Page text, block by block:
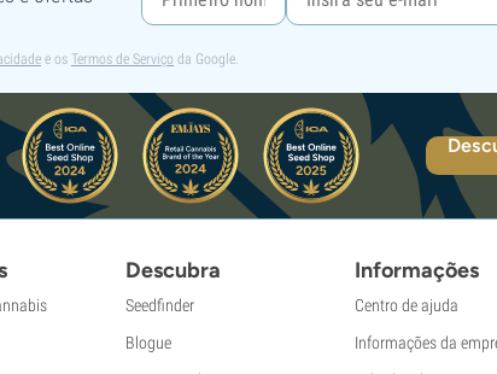
e os Termos de Serviço da Google.
Descubra
Seedfinder
Blogue
Informações
Centro de ajuda
Informações da